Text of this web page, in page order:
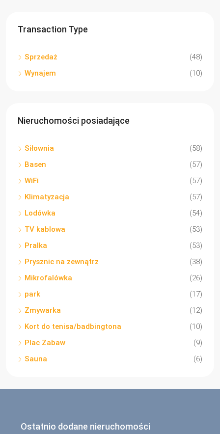
Transaction Type
Sprzedaż
(48)
Wynajem
(10)
Nieruchomości posiadające
Siłownia
(58)
Basen
(57)
WiFi
(57)
Klimatyzacja
(57)
Lodówka
(54)
TV kablowa
(53)
Pralka
(53)
Prysznic na zewnątrz
(38)
Mikrofalówka
(26)
park
(17)
Zmywarka
(12)
Kort do tenisa/badbingtona
(10)
Plac Zabaw
(9)
Sauna
(6)
Ostatnio dodane nieruchomości